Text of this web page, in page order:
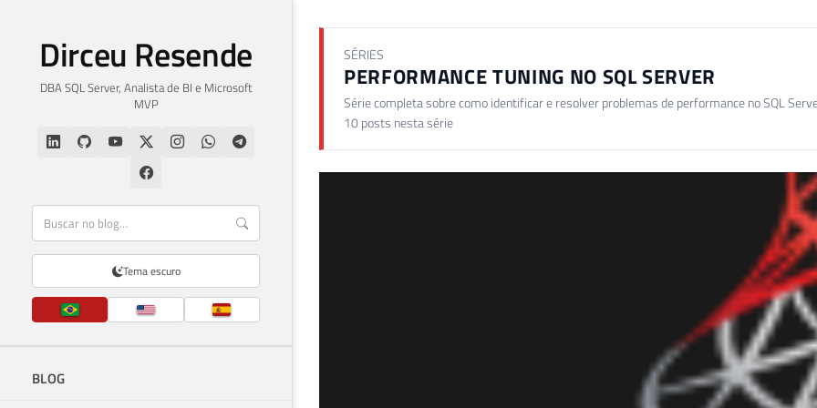
Dirceu Resende
DBA SQL Server, Analista de BI e Microsoft
MVP
Tema escuro
BLOG
SÉRIES
PERFORMANCE TUNING NO SQL SERVER
Série completa sobre como identificar e resolver problemas de performance no SQL
10 posts nesta série